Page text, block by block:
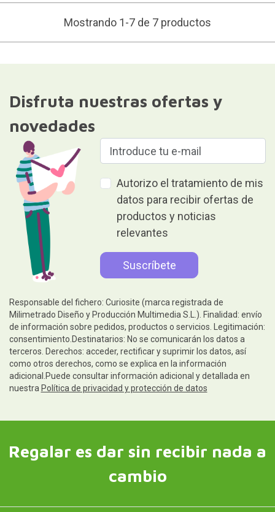
Mostrando 1-7 de 7 productos
Disfruta nuestras ofertas y
novedades
Autorizo el tratamiento de mis
datos para recibir ofertas de
productos y noticias
relevantes
Responsable del fichero: Curiosite (marca registrada de
Milimetrado Diseño y Producción Multimedia S.L.). Finalidad: envío
de información sobre pedidos, productos o servicios. Legitimación:
consentimiento.Destinatarios: No se comunicarán los datos a
terceros. Derechos: acceder, rectificar y suprimir los datos, así
como otros derechos, como se explica en la información
adicional.Puede consultar información adicional y detallada en
nuestra Política de privacidad y protección de datos
Regalar es dar sin recibir nada a
cambio